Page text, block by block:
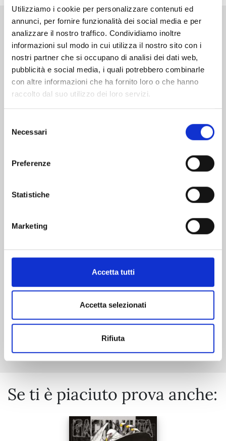
Utilizziamo i cookie per personalizzare contenuti ed
annunci, per fornire funzionalità dei social media e per
analizzare il nostro traffico. Condividiamo inoltre
informazioni sul modo in cui utilizza il nostro sito con i
nostri partner che si occupano di analisi dei dati web,
pubblicità e social media, i quali potrebbero combinarle
con altre informazioni che ha fornito loro o che hanno
raccolto dal suo utilizzo dei loro servizi.
delNecessari
Preferenze
Statistiche
Marketing
Accetta tutti
Accetta selezionati
Rifiuta
Altri volumi della serie
€ 6,90
Se ti è piaciuto prova anche: